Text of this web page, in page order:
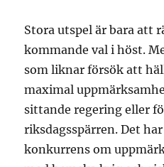
Stora utspel är bara att
kommande val i höst.
som liknar försök att
maximal
sittande regering eller
riksdagsspärren. Det
konkurrens om